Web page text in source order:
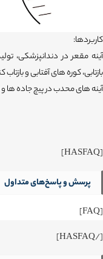
کاربردها:
آینه مقعر در دندانپزشکی،
بازتابی، کوره های آفتابی و
آینه های محدب در پیچ جاده
[HASFAQ]
پرسش و پاسخ‌های متداول
[FAQ]
[/HASFAQ]